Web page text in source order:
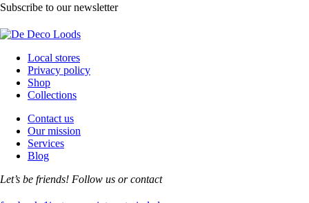
Subscribe to our newsletter
Local stores
Privacy policy
Shop
Collections
Contact us
Our mission
Services
Blog
Let’s be friends! Follow us or contact